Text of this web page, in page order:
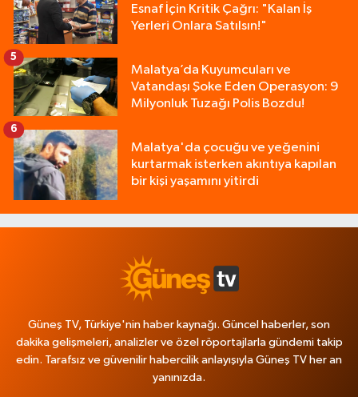
Esnaf İçin Kritik Çağrı: "Kalan İş
Yerleri Onlara Satılsın!"
Malatya’da Kuyumcuları ve
Vatandaşı Şoke Eden Operasyon: 9
Milyonluk Tuzağı Polis Bozdu!
5
Malatya'da çocuğu ve yeğenini
kurtarmak isterken akıntıya kapılan
bir kişi yaşamını yitirdi
6
Güneş TV, Türkiye'nin haber kaynağı. Güncel haberler, son
dakika gelişmeleri, analizler ve özel röportajlarla gündemi takip
edin. Tarafsız ve güvenilir habercilik anlayışıyla Güneş TV her an
yanınızda.